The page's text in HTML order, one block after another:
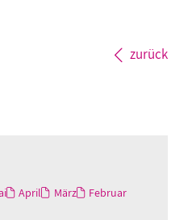
zurück
April März
Februar